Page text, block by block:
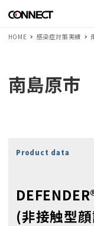
HOME 感染症対策実績
南島原
Product data
(非接触型顔